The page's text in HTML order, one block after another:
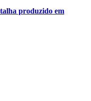
produzido em